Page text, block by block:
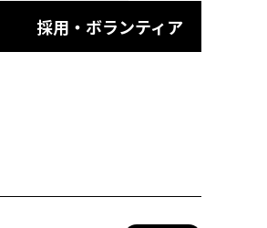
採用・ボランティア